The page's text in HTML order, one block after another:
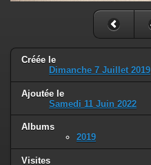
Créée le
Dimanche 7 Juillet 2019
Ajoutée le
Samedi 11 Juin 2022
Albums
2019
Visites